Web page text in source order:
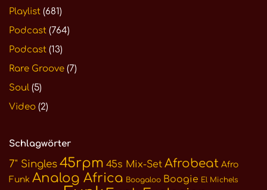
Playlist (681)
Podcast (764)
Podcast (13)
Rare Groove (7)
Soul (5)
Video (2)
Schlagwörter
7" Singles 45rpm 45s Mix-Set Afrobeat Afro
Funk Analog Africa Boogaloo Boogie El Michels